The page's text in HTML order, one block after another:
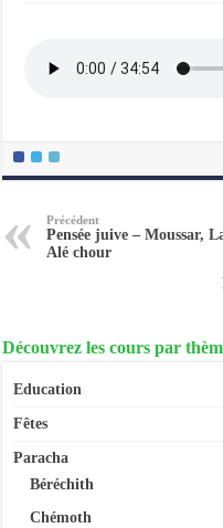
Précédent
Pensée juive – Moussar,
Alé chour
Découvrez les cours par
Education
Fêtes
Paracha
Béréchith
Chémoth